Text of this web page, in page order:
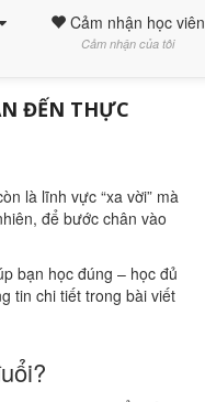
Cảm nhận học viên
Cảm nhận của tôi
ĐẾN THỰC
là lĩnh vực “xa vời” mà
để bước chân vào
bạn học đúng – học đủ
tin chi tiết trong bài viết